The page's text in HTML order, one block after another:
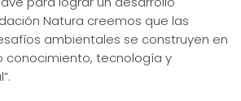
Natura creemos que las
ambientales se construyen en
conocimiento, tecnología y